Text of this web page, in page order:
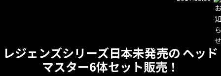
レジェンズシリーズ日本未発売の ヘッド
マスター6体セット販売！